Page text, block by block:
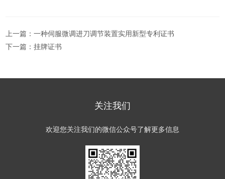
上一篇：一种伺服微调进刀调节装置实用新型专利证书
下一篇：挂牌证书
关注我们
欢迎您关注我们的微信公众号了解更多信息